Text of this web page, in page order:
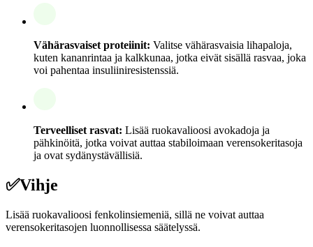
Vähärasvaiset proteiinit: Valitse vähärasvaisia lihapaloja,
kuten kananrintaa ja kalkkunaa, jotka eivät sisällä rasvaa, joka
voi pahentaa insuliiniresistenssiä.
Terveelliset rasvat: Lisää ruokavalioosi avokadoja ja
pähkinöitä, jotka voivat auttaa stabiloimaan verensokeritasoja
ja ovat sydänystävällisiä.
✅Vihje
Lisää ruokavalioosi fenkolinsiemeniä, sillä ne voivat auttaa
verensokeritasojen luonnollisessa säätelyssä.